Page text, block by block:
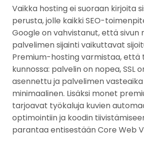
Vaikka hosting ei suoraan kirjoita
perusta, jolle kaikki SEO-
Google on vahvistanut, että sivun
palvelimen sijainti vaikuttavat
Premium-hosting varmistaa, että
kunnossa: palvelin on nopea, SSL
asennettu ja palvelimen
minimaalinen. Lisäksi monet
tarjoavat työkaluja kuvien
optimointiin ja koodin
parantaa entisestään Core Web